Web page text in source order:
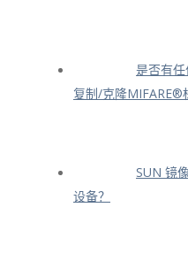
是否有
复制/克隆MIFARE®
SUN 镜
设备？